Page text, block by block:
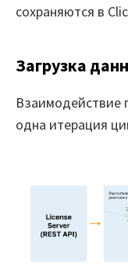
сохраняются в
Загрузка
Взаимодействие
одна итерация